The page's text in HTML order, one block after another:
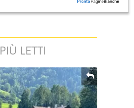
PIÙ LETTI